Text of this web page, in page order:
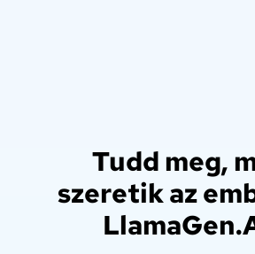
Tudd meg,
szeretik az